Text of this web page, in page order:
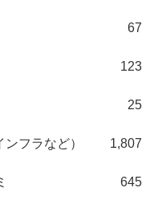
67
123
25
フラなど） 1,807
645